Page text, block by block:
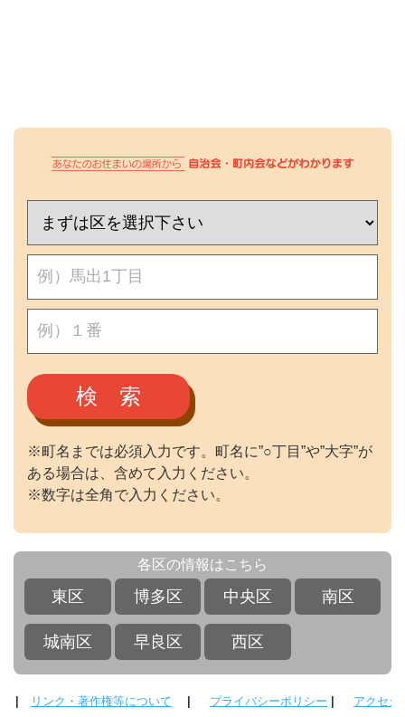
検 索
※町名までは必須入力です。町名に”○丁目”や”大字”が
ある場合は、含めて入力ください。
※数字は全角で入力ください。
各区の情報はこちら
東区 博多区 中央区 南区
城南区 早良区 西区
リンク・著作権等について プライバシーポリシー アクセシ